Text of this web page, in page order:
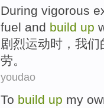
During vigorous
fuel and build up
剧烈运动时 ， 我们
劳。
youdao
To build up my